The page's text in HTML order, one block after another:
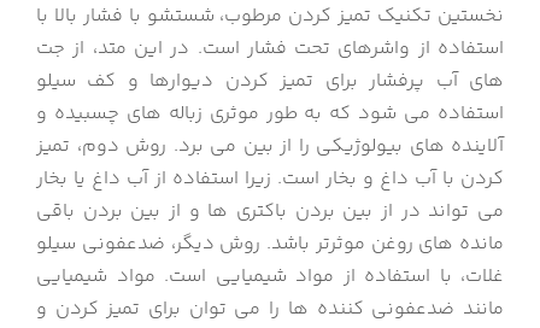
نخستین تکنیک تمیز کردن مرطوب، شستشو با فشار بالا با
استفاده از واشرهای تحت فشار است. در این متد، از جت
های آب پرفشار برای تمیز کردن دیوارها و کف سیلو
استفاده می شود که به طور موثری زباله های چسبیده و
آلاینده های بیولوژیکی را از بین می برد. روش دوم، تمیز
کردن با آب داغ و بخار است. زیرا استفاده از آب داغ یا بخار
می تواند در از بین بردن باکتری ها و از بین بردن باقی
مانده های روغن موثرتر باشد. روش دیگر، ضدعفونی سیلو
غلات، با استفاده از مواد شیمیایی است. مواد شیمیایی
مانند ضدعفونی کننده ها را می توان برای تمیز کردن و